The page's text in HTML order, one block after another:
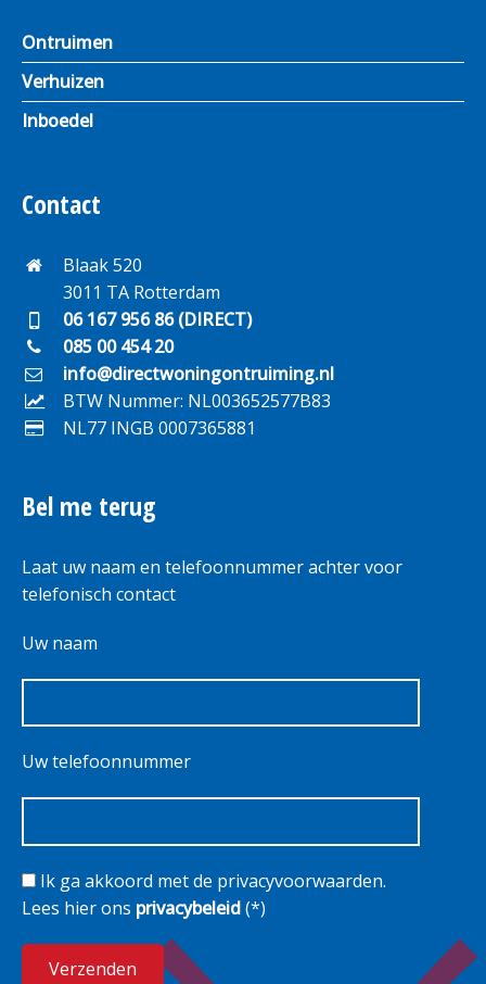
Ontruimen
Verhuizen
Inboedel
Contact
Blaak 520
3011 TA Rotterdam
06 167 956 86 (DIRECT)
085 00 454 20
info@directwoningontruiming.nl
BTW Nummer: NL003652577B83
NL77 INGB 0007365881
Bel me terug
Laat uw naam en telefoonnummer achter voor
telefonisch contact
Uw naam
Uw telefoonnummer
Ik ga akkoord met de privacyvoorwaarden.
Lees hier ons privacybeleid(*)